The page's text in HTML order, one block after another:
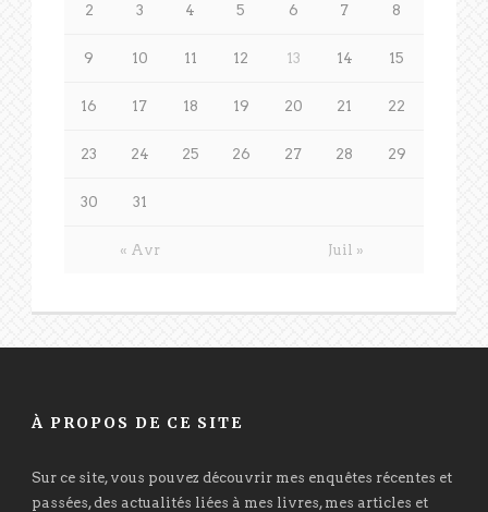
« Avr Juil »
2 3 4 5 6 7 8
9 10 11 12 13 14 15
16 17 18 19 20 21 22
23 24 25 26 27 28 29
30 31
À PROPOS DE CE SITE
Sur ce site, vous pouvez découvrir mes enquêtes récentes et
passées, des actualités liées à mes livres, mes articles et